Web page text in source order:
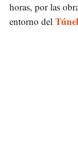
horas, por las
entorno del